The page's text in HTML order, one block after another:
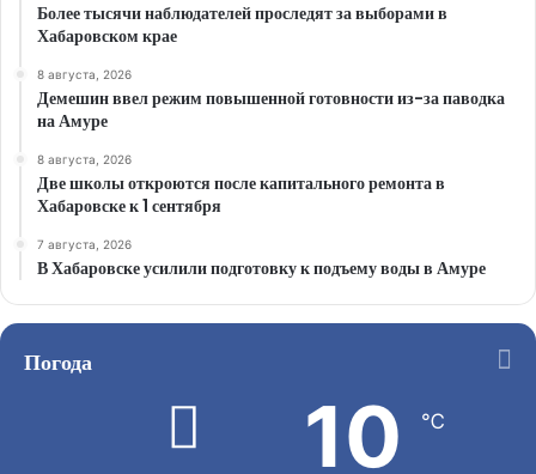
Более тысячи наблюдателей проследят за выборами в
Хабаровском крае
8 августа, 2026
Демешин ввел режим повышенной готовности из-за паводка
на Амуре
8 августа, 2026
Две школы откроются после капитального ремонта в
Хабаровске к 1 сентября
7 августа, 2026
В Хабаровске усилили подготовку к подъему воды в Амуре
Погода
10 ℃